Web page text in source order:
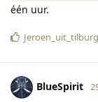
één uur.
Jeroen_uit_tilburg
BlueSpirit